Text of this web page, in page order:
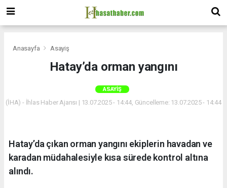
Anasayfa Asayiş
Hatay’da orman yangını
ASAYIŞ
(İHA) - İhlas Haber Ajansı | 13.07.2025 - 14:44, Güncelleme: 13.07.2025 - 14:44
Hatay’da çıkan orman yangını ekiplerin havadan ve
karadan müdahalesiyle kısa sürede kontrol altına
alındı.